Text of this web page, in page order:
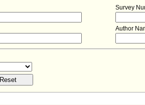
Survey
Author